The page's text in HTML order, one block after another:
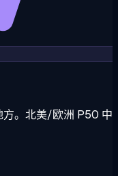
方。北美/欧洲 P50 中